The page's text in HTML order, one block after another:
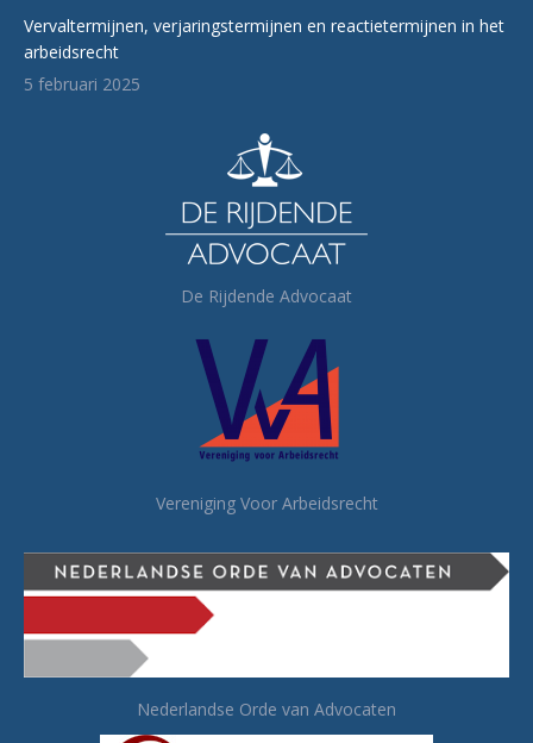
Vervaltermijnen, verjaringstermijnen en reactietermijnen in het
arbeidsrecht
5 februari 2025
De Rijdende Advocaat
Vereniging Voor Arbeidsrecht
Nederlandse Orde van Advocaten